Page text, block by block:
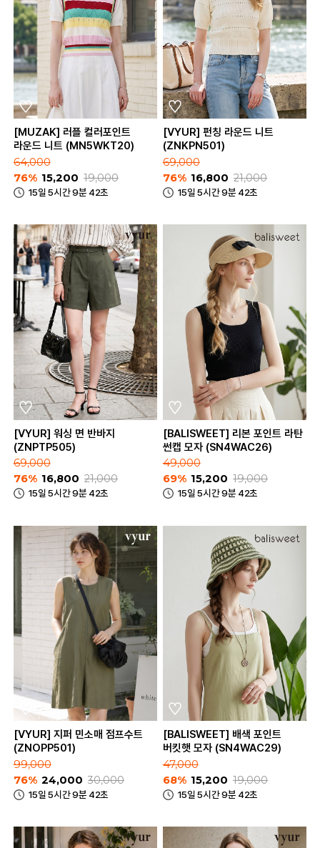
[MUZAK] 러플 컬러포인트
라운드 니트 (MN5WKT20)
64,000
76% 15,200 19,000
15일 5시간 9분 42초
[VYUR] 펀칭 라운드 니트
(ZNKPN501)
69,000
76% 16,800 21,000
15일 5시간 9분 42초
[VYUR] 워싱 면 반바지
(ZNPTP505)
69,000
76% 16,800 21,000
15일 5시간 9분 42초
[BALISWEET] 리본 포인트 라탄
썬캡 모자 (SN4WAC26)
49,000
69% 15,200 19,000
15일 5시간 9분 42초
[VYUR] 지퍼 민소매 점프수트
(ZNOPP501)
99,000
76% 24,000 30,000
15일 5시간 9분 42초
[BALISWEET] 배색 포인트
버킷햇 모자 (SN4WAC29)
47,000
68% 15,200 19,000
15일 5시간 9분 42초